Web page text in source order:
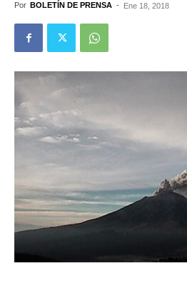
Por BOLETÍN DE PRENSA - Ene 18, 2018